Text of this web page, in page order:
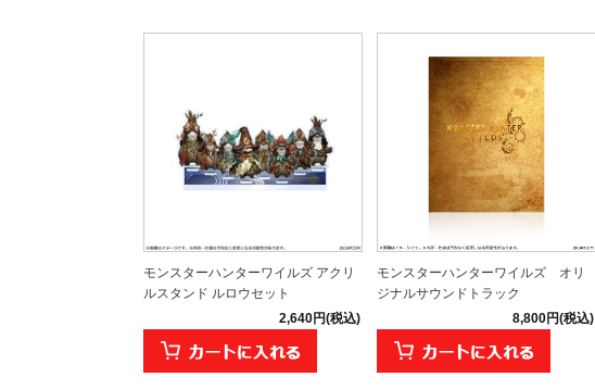
モンスターハンターワイルズ アクリ
ルスタンド ルロウセット
2,640円(税込)
モンスターハンターワイルズ オリ
ジナルサウンドトラック
8,800円(税込)